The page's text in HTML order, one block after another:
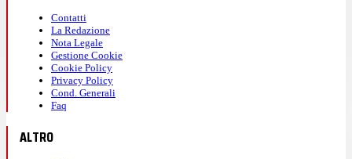
Contatti
La Redazione
Nota Legale
Gestione Cookie
Cookie Policy
Privacy Policy
Cond. Generali
Faq
ALTRO